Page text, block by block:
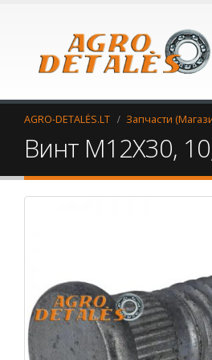
AGRO-DETALĖS.LT Запчасти
Винт M12X30,